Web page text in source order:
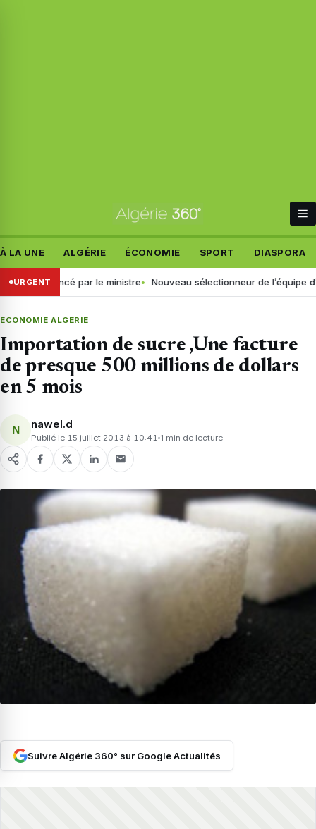
À LA UNE ALGÉRIE ÉCONOMIE SPORT DIASPORA
URGENT
annoncé par le ministre Nouveau sélectionneur de l’équipe
ECONOMIE ALGERIE
Importation de sucre ,Une facture
de presque 500 millions de dollars
en 5 mois
N nawel.d
Publié le 15 juillet 2013 à 10:41 1 min de lecture
Suivre Algérie 360° sur Google Actualités